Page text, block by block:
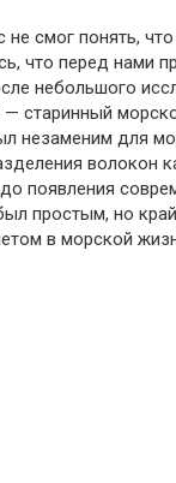
не смог понять,
что перед нами
небольшого
старинный
незаменим для
волокон
появления
простым, но
в морской